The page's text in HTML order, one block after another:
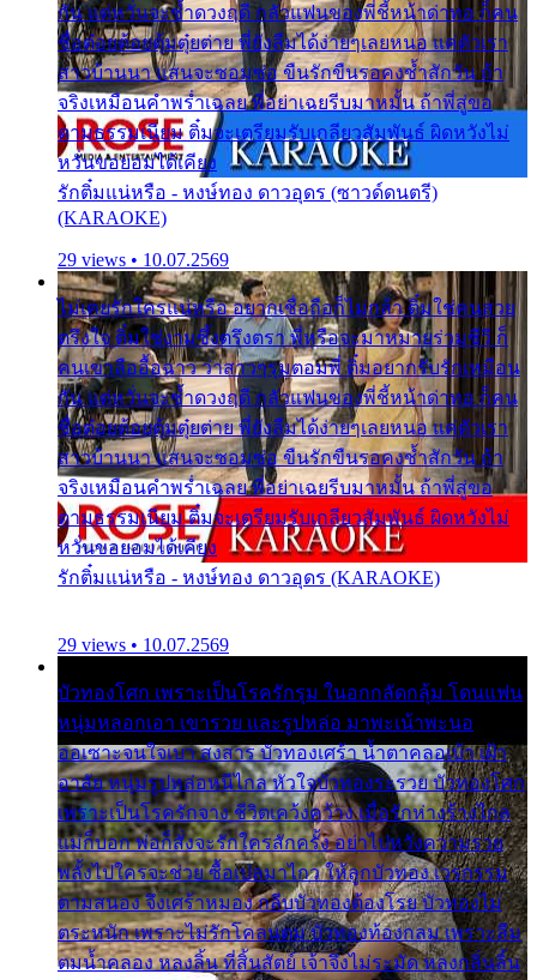
กัน แต่หวั่นจะช้ำดวงฤดี กลัวแฟนของพี่ชี้หน้าด่าทอ ก็คน
ชื่อต๋อยต้อยตุ้มตุ๋ยต่าย พี่ยังลืมได้ง่ายๆเลยหนอ แค่ตัวเรา
สาวบ้านนา แสนจะซอมซ่อ ขืนรักขืนรอคงช้ำสักวัน ถ้า
จริงเหมือนคำพร่ำเฉลย พี่อย่าเฉยรีบมาหมั้น ถ้าพี่สู่ขอ
ตามธรรมเนียม ติ๋มจะเตรียมรับเกลียวสัมพันธ์ ผิดหวังไม่
หวั่นขอยอมได้เคียง
รักติ๋มแน่หรือ - หงษ์ทอง ดาวอุดร (ซาวด์ดนตรี)
(KARAOKE)
29 views • 10.07.2569
ไม่เคยรักใครแน่หรือ อยากเชื่อถือก็ไม่กล้า ติ๋มใช่คนสวย
ตรึงใจ ติ๋มใช่งามซึ้งตรึงตรา พี่หรือจะมาหมายร่วมชีวี ก็
คนเขาลืออื้อฉาว ว่าสาวๆรุมตอมพี่ ติ๋มอยากรับรักเหมือน
กัน แต่หวั่นจะช้ำดวงฤดี กลัวแฟนของพี่ชี้หน้าด่าทอ ก็คน
ชื่อต๋อยต้อยตุ้มตุ๋ยต่าย พี่ยังลืมได้ง่ายๆเลยหนอ แค่ตัวเรา
สาวบ้านนา แสนจะซอมซ่อ ขืนรักขืนรอคงช้ำสักวัน ถ้า
จริงเหมือนคำพร่ำเฉลย พี่อย่าเฉยรีบมาหมั้น ถ้าพี่สู่ขอ
ตามธรรมเนียม ติ๋มจะเตรียมรับเกลียวสัมพันธ์ ผิดหวังไม่
หวั่นขอยอมได้เคียง
รักติ๋มแน่หรือ - หงษ์ทอง ดาวอุดร (KARAOKE)
29 views • 10.07.2569
บัวทองโศก เพราะเป็นโรครักรุม ในอกกลัดกลุ้ม โดนแฟน
หนุ่มหลอกเอา เขารวย และรูปหล่อ มาพะเน้าพะนอ
ออเซาะจนใจเบา สงสาร บัวทองเศร้า น้ำตาคลอเบ้า เฝ้า
อาลัย หนุ่มรูปหล่อหนีไกล หัวใจบัวทองระรวย บัวทองโศก
เพราะเป็นโรครักจาง ชีวิตเคว้งคว้าง เมื่อรักห่างร้างไกล
แม่ก็บอก พ่อก็สั่งจะรักใครสักครั้ง อย่าไปหวังความรวย
พลั้งไปใครจะช่วย ซื้อเปลมาไกว ให้ลูกบัวทอง เวรกรรม
ตามสนอง จึงเศร้าหมอง กลีบบัวทองต้องโรย บัวทองไม่
ตระหนัก เพราะไม่รักโคลนตม บัวทองท้องกลม เพราะลืม
ตมน้ำคลอง หลงลิ้น ที่สิ้นสัตย์ เจ้าจึงไม่ระมัด หลงกลิ่นลิ้น